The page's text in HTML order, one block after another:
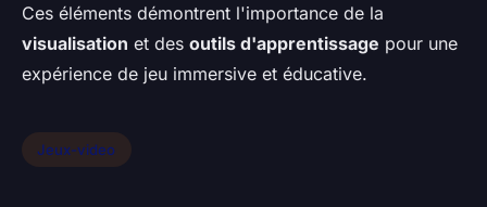
Ces éléments démontrent l'importance de la
visualisation et des outils d'apprentissage pour une
expérience de jeu immersive et éducative.
Jeux-video